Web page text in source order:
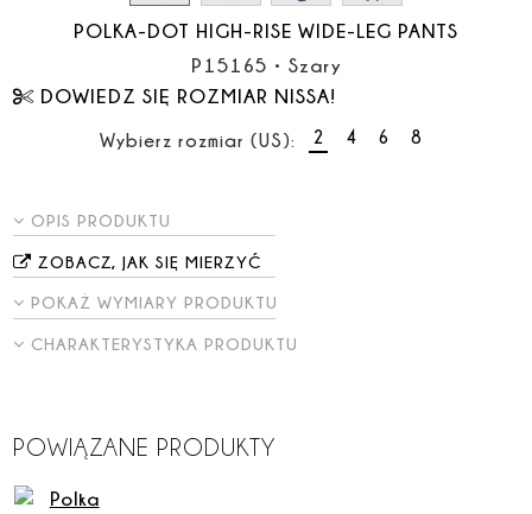
POLKA-DOT HIGH-RISE WIDE-LEG PANTS
P15165 • Szary
DOWIEDZ SIĘ ROZMIAR NISSA!
Wybierz rozmiar (US): 2 4 6 8
OPIS PRODUKTU
ZOBACZ, JAK SIĘ MIERZYĆ
POKAŻ WYMIARY PRODUKTU
CHARAKTERYSTYKA PRODUKTU
POWIĄZANE PRODUKTY